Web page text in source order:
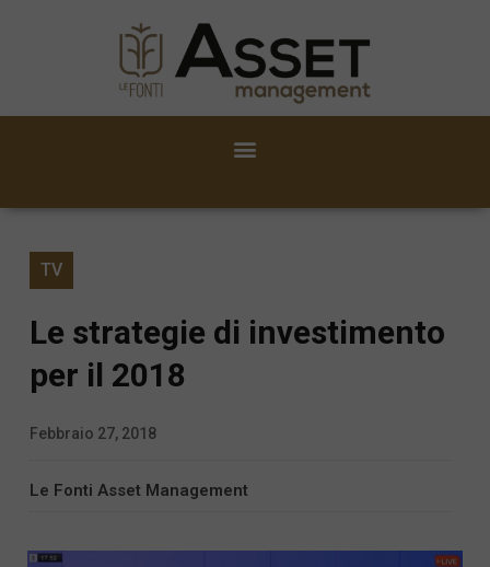
TV
Le strategie di investimento
per il 2018
Febbraio 27, 2018
Le Fonti Asset Management